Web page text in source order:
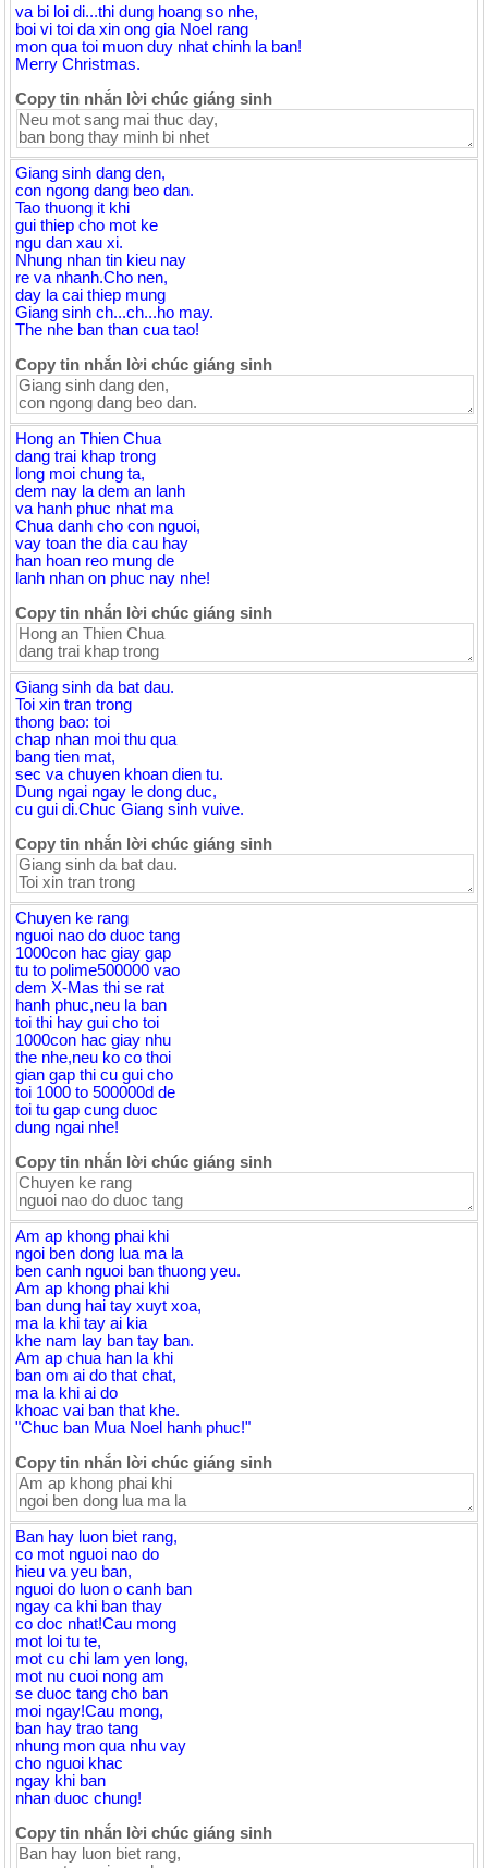
va bi loi di...thi dung hoang so nhe,
boi vi toi da xin ong gia Noel rang
mon qua toi muon duy nhat chinh la ban!
Merry Christmas.
Copy tin nhắn lời chúc giáng sinh
Giang sinh dang den,
con ngong dang beo dan.
Tao thuong it khi
gui thiep cho mot ke
ngu dan xau xi.
Nhung nhan tin kieu nay
re va nhanh.Cho nen,
day la cai thiep mung
Giang sinh ch...ch...ho may.
The nhe ban than cua tao!
Copy tin nhắn lời chúc giáng sinh
Hong an Thien Chua
dang trai khap trong
long moi chung ta,
dem nay la dem an lanh
va hanh phuc nhat ma
Chua danh cho con nguoi,
vay toan the dia cau hay
han hoan reo mung de
lanh nhan on phuc nay nhe!
Copy tin nhắn lời chúc giáng sinh
Giang sinh da bat dau.
Toi xin tran trong
thong bao: toi
chap nhan moi thu qua
bang tien mat,
sec va chuyen khoan dien tu.
Dung ngai ngay le dong duc,
cu gui di.Chuc Giang sinh vuive.
Copy tin nhắn lời chúc giáng sinh
Chuyen ke rang
nguoi nao do duoc tang
1000con hac giay gap
tu to polime500000 vao
dem X-Mas thi se rat
hanh phuc,neu la ban
toi thi hay gui cho toi
1000con hac giay nhu
the nhe,neu ko co thoi
gian gap thi cu gui cho
toi 1000 to 500000d de
toi tu gap cung duoc
dung ngai nhe!
Copy tin nhắn lời chúc giáng sinh
Am ap khong phai khi
ngoi ben dong lua ma la
ben canh nguoi ban thuong yeu.
Am ap khong phai khi
ban dung hai tay xuyt xoa,
ma la khi tay ai kia
khe nam lay ban tay ban.
Am ap chua han la khi
ban om ai do that chat,
ma la khi ai do
khoac vai ban that khe.
"Chuc ban Mua Noel hanh phuc!"
Copy tin nhắn lời chúc giáng sinh
Ban hay luon biet rang,
co mot nguoi nao do
hieu va yeu ban,
nguoi do luon o canh ban
ngay ca khi ban thay
co doc nhat!Cau mong
mot loi tu te,
mot cu chi lam yen long,
mot nu cuoi nong am
se duoc tang cho ban
moi ngay!Cau mong,
ban hay trao tang
nhung mon qua nhu vay
cho nguoi khac
ngay khi ban
nhan duoc chung!
Copy tin nhắn lời chúc giáng sinh